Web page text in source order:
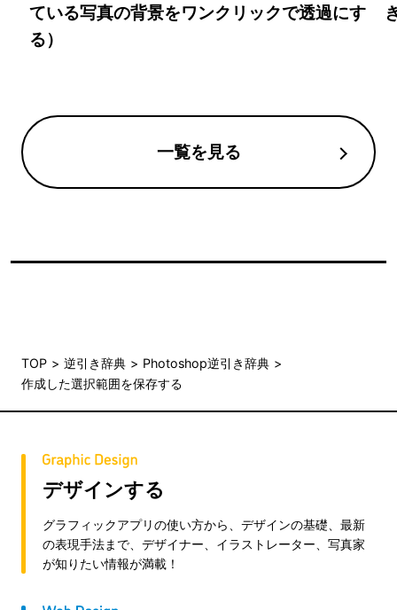
ている写真の背景をワンクリックで透過にす
る）
一覧を見る
TOP 逆引き辞典
Photoshop逆引き辞典
作成した選択範囲を保存する
デザインする
グラフィックアプリの使い方から、デザインの基礎、最新
の表現手法まで、デザイナー、イラストレーター、写真家
が知りたい情報が満載！